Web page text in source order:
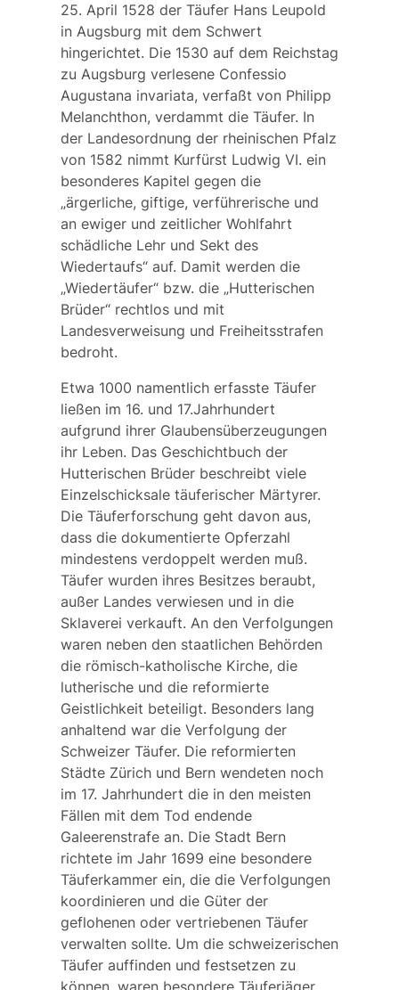
25. April 1528 der Täufer Hans Leupold
in Augsburg mit dem Schwert
hingerichtet. Die 1530 auf dem Reichstag
zu Augsburg verlesene Confessio
Augustana invariata, verfaßt von Philipp
Melanchthon, verdammt die Täufer. In
der Landesordnung der rheinischen Pfalz
von 1582 nimmt Kurfürst Ludwig VI. ein
besonderes Kapitel gegen die
„ärgerliche, giftige, verführerische und
an ewiger und zeitlicher Wohlfahrt
schädliche Lehr und Sekt des
Wiedertaufs“ auf. Damit werden die
„Wiedertäufer“ bzw. die „Hutterischen
Brüder“ rechtlos und mit
Landesverweisung und Freiheitsstrafen
bedroht.
Etwa 1000 namentlich erfasste Täufer
ließen im 16. und 17.Jahrhundert
aufgrund ihrer Glaubensüberzeugungen
ihr Leben. Das Geschichtbuch der
Hutterischen Brüder beschreibt viele
Einzelschicksale täuferischer Märtyrer.
Die Täuferforschung geht davon aus,
dass die dokumentierte Opferzahl
mindestens verdoppelt werden muß.
Täufer wurden ihres Besitzes beraubt,
außer Landes verwiesen und in die
Sklaverei verkauft. An den Verfolgungen
waren neben den staatlichen Behörden
die römisch-katholische Kirche, die
lutherische und die reformierte
Geistlichkeit beteiligt. Besonders lang
anhaltend war die Verfolgung der
Schweizer Täufer. Die reformierten
Städte Zürich und Bern wendeten noch
im 17. Jahrhundert die in den meisten
Fällen mit dem Tod endende
Galeerenstrafe an. Die Stadt Bern
richtete im Jahr 1699 eine besondere
Täuferkammer ein, die die Verfolgungen
koordinieren und die Güter der
geflohenen oder vertriebenen Täufer
verwalten sollte. Um die schweizerischen
Täufer auffinden und festsetzen zu